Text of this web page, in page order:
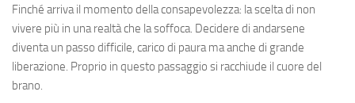
Finché arriva il momento della consapevolezza: la scelta di non
vivere più in una realtà che la soffoca. Decidere di andarsene
diventa un passo difficile, carico di paura ma anche di grande
liberazione. Proprio in questo passaggio si racchiude il cuore del
brano.